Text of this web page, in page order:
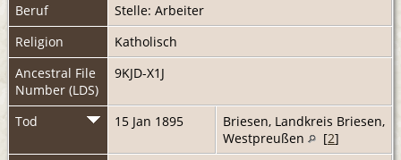
Beruf
Stelle: Arbeiter
Religion
Katholisch
Ancestral File
Number (LDS)
9KJD-X1J
Tod 15 Jan 1895
Briesen, Landkreis Briesen,
Westpreußen
[2]